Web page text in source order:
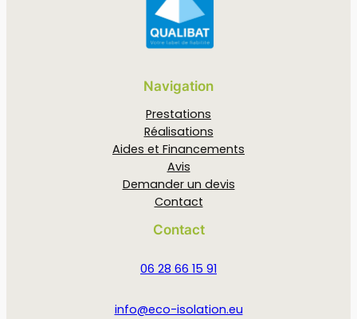
Navigation
Prestations
Réalisations
Aides et Financements
Avis
Demander un devis
Contact
Contact
06 28 66 15 91
info@eco-isolation.eu